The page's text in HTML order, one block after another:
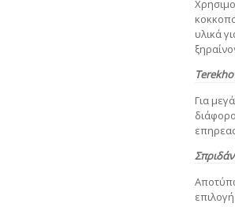
υλικά
Για